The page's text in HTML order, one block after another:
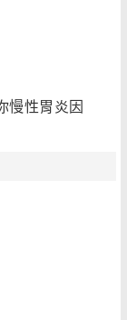
慢性胃炎因